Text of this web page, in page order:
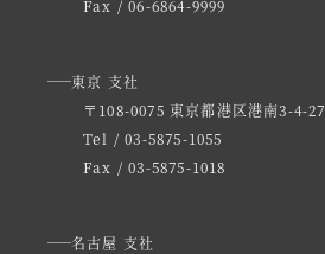
Fax / 06-6864-9999
東京 支社
〒108-0075 東京都港区港南3-4-27
Tel / 03-5875-1055
Fax / 03-5875-1018
名古屋 支社